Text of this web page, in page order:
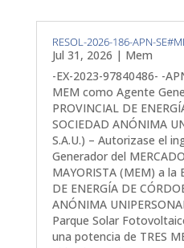
RESOL-2026-186-APN-
Jul 31, 2026 | Mem
-EX-2023-97840486- -
MEM como Agente
PROVINCIAL DE
SOCIEDAD ANÓNIMA
S.A.U.) – Autorizase el
Generador del
MAYORISTA (MEM) a la
DE ENERGÍA DE
ANÓNIMA
Parque Solar
una potencia de TRES